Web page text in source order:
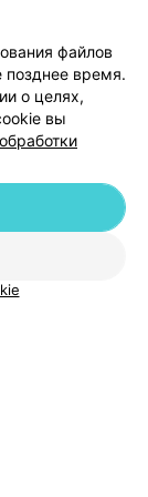
рекламы
договор
оплаты
файлов
позднее время.
о целях,
вы